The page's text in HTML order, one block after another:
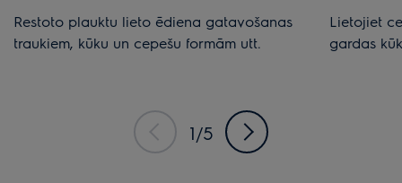
Restoto plauktu lieto ēdiena gatavošanas
traukiem, kūku un cepešu formām utt.
Lietojiet
gardas
1/5